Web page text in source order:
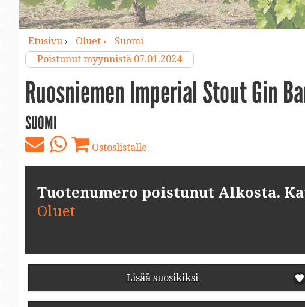
Etusivu› Oluet ›
Suomi
Poistunut myynnistä 07.01.2024
Ruosniemen Imperial Stout Gin
SUOMI
Ostoslistalle
Tuotenumero poistunut Alkosta.
Oluet
Lisää suosikiksi